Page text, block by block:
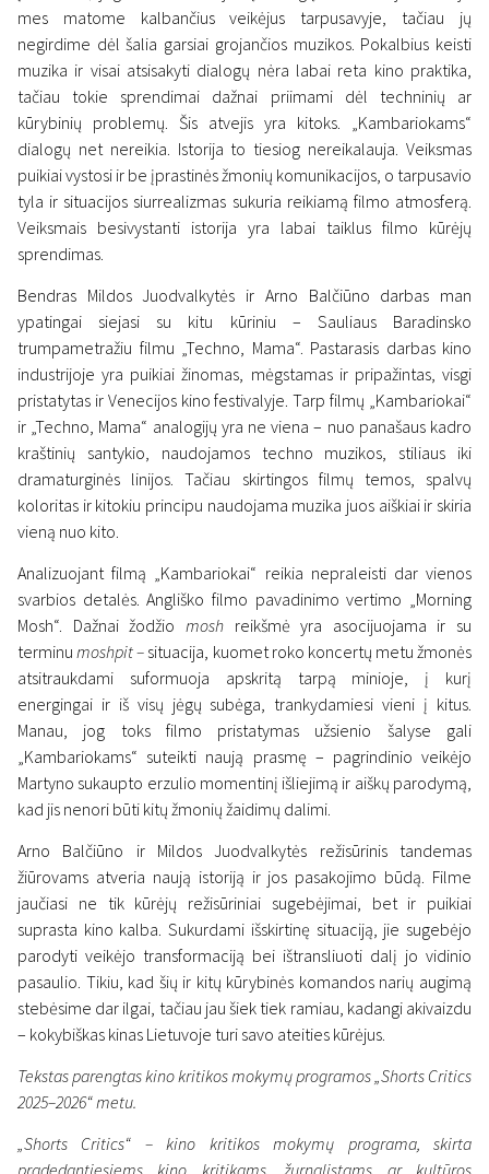
mes matome kalbančius veikėjus tarpusavyje, tačiau jų
negirdime dėl šalia garsiai grojančios muzikos. Pokalbius keisti
muzika ir visai atsisakyti dialogų nėra labai reta kino praktika,
tačiau tokie sprendimai dažnai priimami dėl techninių ar
kūrybinių problemų. Šis atvejis yra kitoks. „Kambariokams“
dialogų net nereikia. Istorija to tiesiog nereikalauja. Veiksmas
puikiai vystosi ir be įprastinės žmonių komunikacijos, o tarpusavio
tyla ir situacijos siurrealizmas sukuria reikiamą filmo atmosferą.
Veiksmais besivystanti istorija yra labai taiklus filmo kūrėjų
sprendimas.
Bendras Mildos Juodvalkytės ir Arno Balčiūno darbas man
ypatingai siejasi su kitu kūriniu – Sauliaus Baradinsko
trumpametražiu filmu „Techno, Mama“. Pastarasis darbas kino
industrijoje yra puikiai žinomas, mėgstamas ir pripažintas, visgi
pristatytas ir Venecijos kino festivalyje. Tarp filmų „Kambariokai“
ir „Techno, Mama“ analogijų yra ne viena – nuo panašaus kadro
kraštinių santykio, naudojamos techno muzikos, stiliaus iki
dramaturginės linijos. Tačiau skirtingos filmų temos, spalvų
koloritas ir kitokiu principu naudojama muzika juos aiškiai ir skiria
vieną nuo kito.
Analizuojant filmą „Kambariokai“ reikia nepraleisti dar vienos
svarbios detalės. Angliško filmo pavadinimo vertimo „Morning
Mosh“. Dažnai žodžio moshreikšmė yra asocijuojama ir su
terminumoshpit – situacija, kuomet roko koncertų metu žmonės
atsitraukdami suformuoja apskritą tarpą minioje, į kurį
energingai ir iš visų jėgų subėga, trankydamiesi vieni į kitus.
Manau, jog toks filmo pristatymas užsienio šalyse gali
„Kambariokams“ suteikti naują prasmę – pagrindinio veikėjo
Martyno sukaupto erzulio momentinį išliejimą ir aiškų parodymą,
kad jis nenori būti kitų žmonių žaidimų dalimi.
Arno Balčiūno ir Mildos Juodvalkytės režisūrinis tandemas
žiūrovams atveria naują istoriją ir jos pasakojimo būdą. Filme
jaučiasi ne tik kūrėjų režisūriniai sugebėjimai, bet ir puikiai
suprasta kino kalba. Sukurdami išskirtinę situaciją, jie sugebėjo
parodyti veikėjo transformaciją bei ištransliuoti dalį jo vidinio
pasaulio. Tikiu, kad šių ir kitų kūrybinės komandos narių augimą
stebėsime dar ilgai, tačiau jau šiek tiek ramiau, kadangi akivaizdu
– kokybiškas kinas Lietuvoje turi savo ateities kūrėjus.
Tekstas parengtas kino kritikos mokymų programos „Shorts Critics
2025–2026“ metu.
„Shorts Critics“ – kino kritikos mokymų programa, skirta
pradedantiesiems kino kritikams, žurnalistams ar kultūros